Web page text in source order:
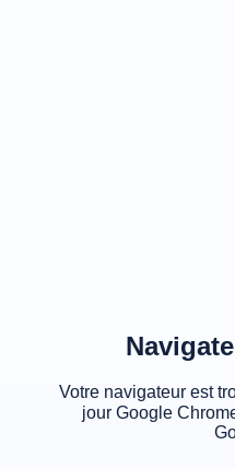
Votre navigateur est
jour Google